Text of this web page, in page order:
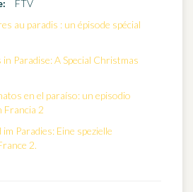
FTV
au paradis : un épisode spécial
Paradise: A Special Christmas
en el paraíso: un episodio
Francia 2
Paradies: Eine spezielle
2.